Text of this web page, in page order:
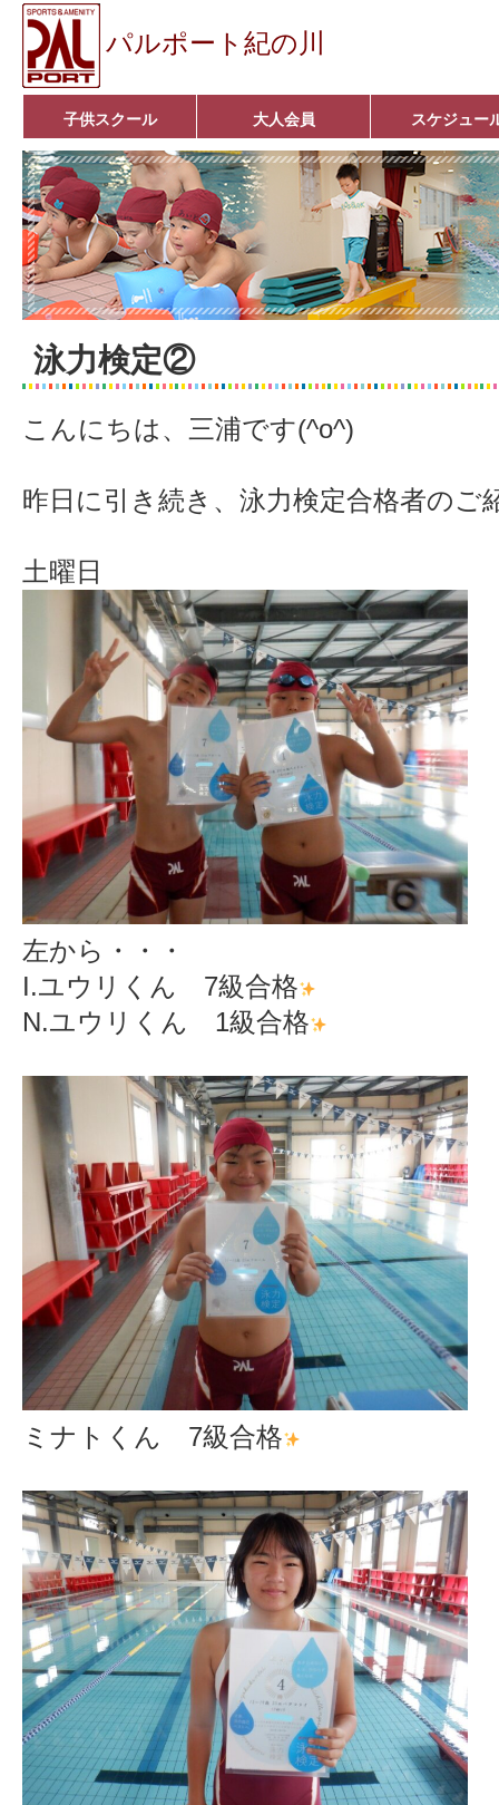
パルポート紀の川
子供スクール
ベビーコース
幼児コース
小学生コース
育成コース
選手コース
キッズパーク(体操教室)
子どもダンス教室
■入会案内■
大人会員
アクア悠々クラブ
いきいきコース
■入会案内■
スケジュー
泳力検定②
こんにちは、三浦です(^o^)
昨日に引き続き、泳力検定合格者のご
土曜日
左から・・・
I.ユウリくん 7級合格
N.ユウリくん 1級合格
ミナトくん 7級合格